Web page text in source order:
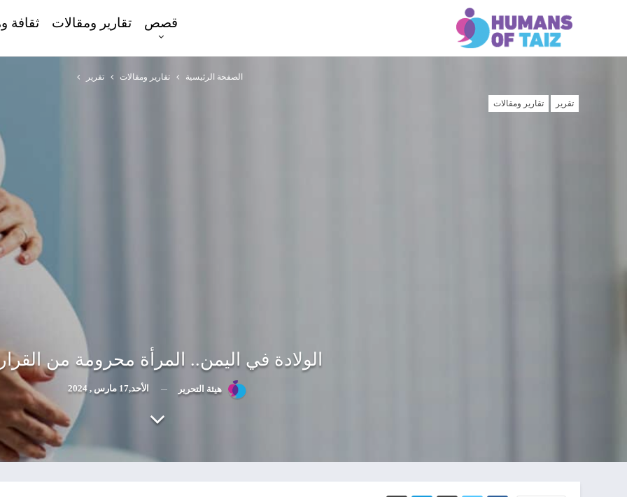
قصص تقارير ومقالات ثقافة
الصفحة الرئيسية تقارير ومقالات تقرير
تقرير تقارير ومقالات
الولادة في اليمن.. المرأة محرومة من
هيئة التحرير الأحد,17 مارس , 2024